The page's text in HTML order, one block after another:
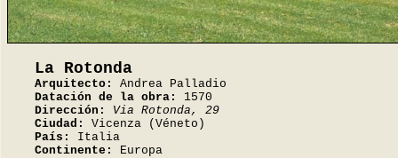
La Rotonda
Arquitecto:
Andrea Palladio
Datación de la obra:
1570
Dirección:
Via Rotonda, 29
Ciudad:
Vicenza (Véneto)
País:
Italia
Continente:
Europa